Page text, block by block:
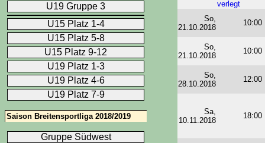
So,
21.10.2018
10:00
So,
21.10.2018
10:00
So,
28.10.2018
12:00
Sa,
10.11.2018
18:00
U19 Gruppe 3
U15 Platz 1-4
U15 Platz 5-8
U15 Platz 9-12
U19 Platz 1-3
U19 Platz 4-6
U19 Platz 7-9
Saison Breitensportliga 2018/2019
Gruppe Südwest